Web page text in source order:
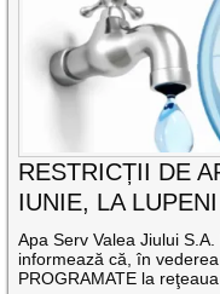
RESTRICȚII DE
IUNIE, LA LUPENI
Apa Serv Valea Jiului
informează că, în
PROGRAMATE la reţeaua